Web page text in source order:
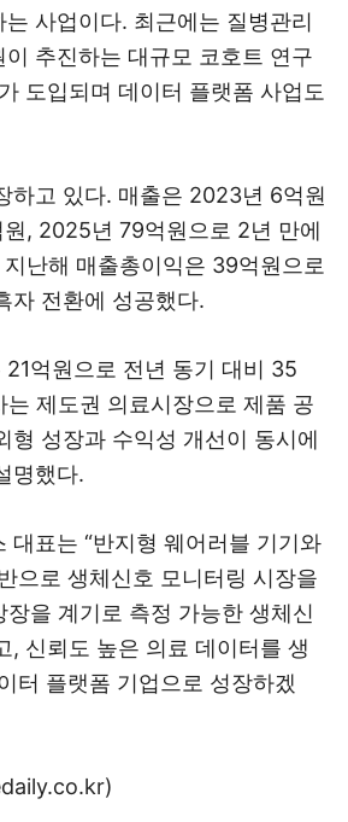
사업이다. 최근에는 질병관리
추진하는 대규모 코호트 연구
도입되며 데이터 플랫폼 사업도
하고 있다. 매출은 2023년 6억원
, 2025년 79억원으로 2년 만에
난해 매출총이익은 39억원으로
자 전환에 성공했다.
21억원으로 전년 동기 대비 35
제도권 의료시장으로 제품 공
형 성장과 수익성 개선이 동시에
명했다.
대표는 “반지형 웨어러블 기기와
으로 생체신호 모니터링 시장을
장을 계기로 측정 가능한 생체신
, 신뢰도 높은 의료 데이터를 생
터 플랫폼 기업으로 성장하겠